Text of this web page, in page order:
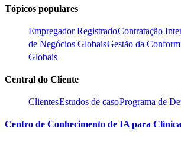
Tópicos populares​​
Empregador Registrado​​Contratação
de Negócios Globais​​Gestão da
Globais​​
Central do Cliente​​
Clientes​​Estudos de caso​​Programa de
Centro de Conhecimento de IA para